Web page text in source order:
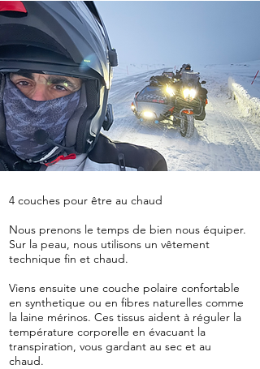
4 couches pour être au chaud
Nous prenons le temps de bien nous équiper.
Sur la peau, nous utilisons un vêtement
technique fin et chaud.
Viens ensuite une couche polaire confortable
en synthetique ou en fibres naturelles comme
la laine mérinos. Ces tissus aident à réguler la
température corporelle en évacuant la
transpiration, vous gardant au sec et au
chaud.